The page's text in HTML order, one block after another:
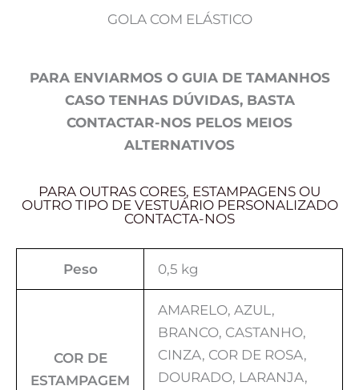
GOLA COM ELÁSTICO
PARA ENVIARMOS O GUIA DE TAMANHOS
CASO TENHAS DÚVIDAS, BASTA
CONTACTAR-NOS PELOS MEIOS
ALTERNATIVOS
PARA OUTRAS CORES, ESTAMPAGENS OU
OUTRO TIPO DE VESTUÁRIO PERSONALIZADO
CONTACTA-NOS
Peso 0,5 kg
COR DE
ESTAMPAGEM
AMARELO, AZUL,
BRANCO, CASTANHO,
CINZA, COR DE ROSA,
DOURADO, LARANJA,